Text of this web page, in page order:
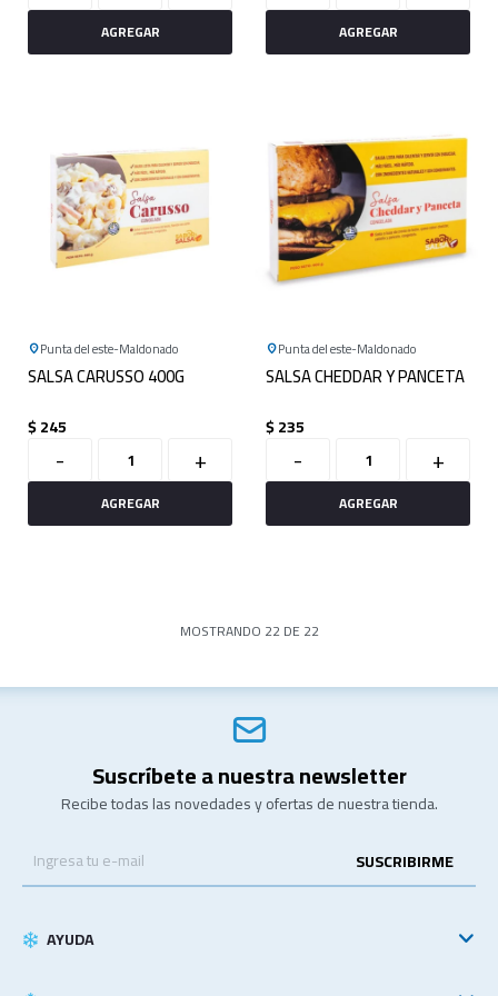
Punta del este Maldonado
SALSA CARUSSO 400G
$245
- +
Punta del este Maldonado
SALSA CHEDDAR Y PANCETA
$235
- +
MOSTRANDO 22DE 22
Suscríbete a nuestra newsletter
Recibe todas las novedades y ofertas de nuestra tienda.
SUSCRIBIRME
AYUDA